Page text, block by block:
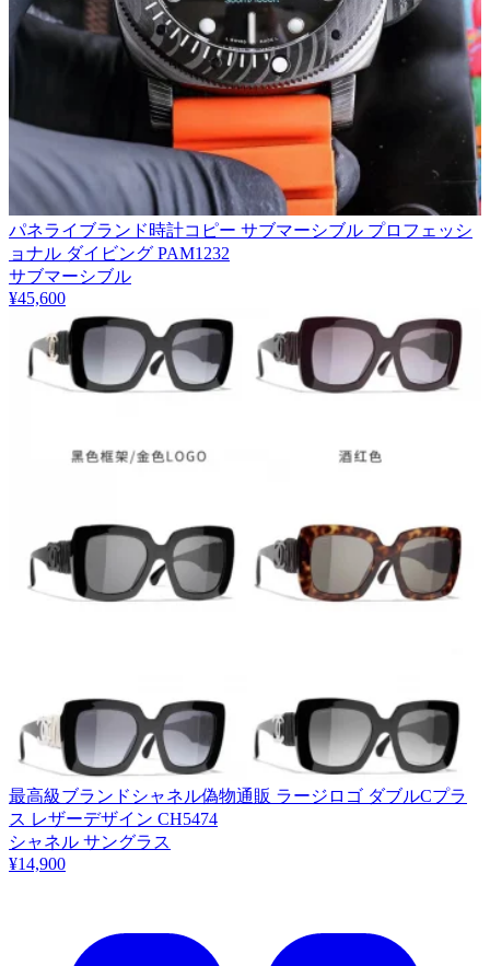
パネライブランド時計コピー サブマーシブル プロフェッシ
ョナル ダイビング PAM1232
サブマーシブル
¥45,600
最高級ブランドシャネル偽物通販 ラージロゴ ダブルCプラ
ス レザーデザイン CH5474
シャネル サングラス
¥14,900